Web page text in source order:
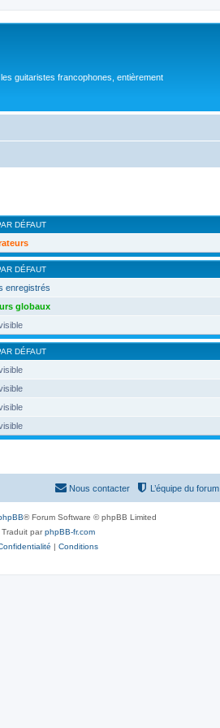
guitaristes francophones, entièrement
DÉFAUT
DÉFAUT
enregistrés
globaux
DÉFAUT
L’équipe du forum
Nous contacter
® Forum Software © phpBB Limited
Traduit parphpBB-fr.com
| Conditions